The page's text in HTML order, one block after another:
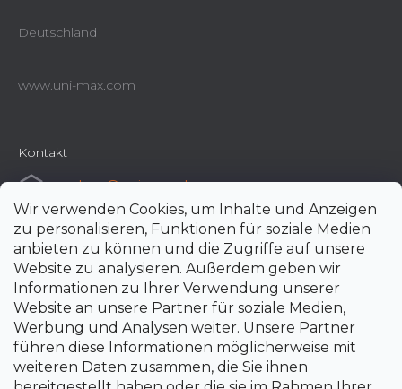
Wir verwenden Cookies, um Inhalte und Anzeigen
zu personalisieren, Funktionen für soziale Medien
anbieten zu können und die Zugriffe auf unsere
Website zu analysieren. Außerdem geben wir
Informationen zu Ihrer Verwendung unserer
Website an unsere Partner für soziale Medien,
Werbung und Analysen weiter. Unsere Partner
führen diese Informationen möglicherweise mit
weiteren Daten zusammen, die Sie ihnen
Deutschland
www.uni-max.com
Kontakt
e-shop@uni-max.de
+420 266 190 190